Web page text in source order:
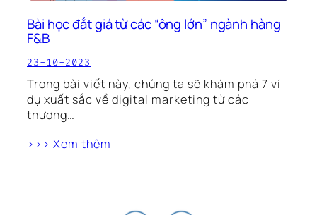
Bài học đắt giá từ các “ông lớn” ngành hàng
F&B
23-10-2023
Trong bài viết này, chúng ta sẽ khám phá 7 ví
dụ xuất sắc về digital marketing từ các
thương…
>>> Xem thêm